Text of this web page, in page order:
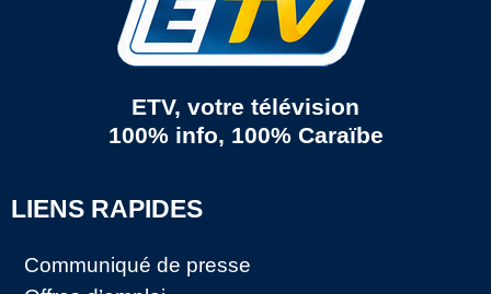
ETV, votre télévision
100% info, 100% Caraïbe
LIENS RAPIDES
Communiqué de presse